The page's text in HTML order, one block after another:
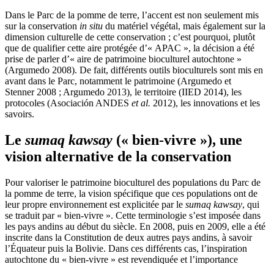
Dans le Parc de la pomme de terre, l’accent est non seulement mis
sur la conservation in situ du matériel végétal, mais également sur la
dimension culturelle de cette conservation ; c’est pourquoi, plutôt
que de qualifier cette aire protégée d’« APAC », la décision a été
prise de parler d’« aire de patrimoine bioculturel autochtone »
(Argumedo 2008). De fait, différents outils bioculturels sont mis en
avant dans le Parc, notamment le patrimoine (Argumedo et
Stenner 2008 ; Argumedo 2013), le territoire (IIED 2014), les
protocoles (Asociación ANDES et al. 2012), les innovations et les
savoirs.
Le sumaq kawsay (« bien-vivre »), une
vision alternative de la conservation
Pour valoriser le patrimoine bioculturel des populations du Parc de
la pomme de terre, la vision spécifique que ces populations ont de
leur propre environnement est explicitée par le sumaq kawsay, qui
se traduit par « bien-vivre ». Cette terminologie s’est imposée dans
les pays andins au début du siècle. En 2008, puis en 2009, elle a été
inscrite dans la Constitution de deux autres pays andins, à savoir
l’Équateur puis la Bolivie. Dans ces différents cas, l’inspiration
autochtone du « bien-vivre » est revendiquée et l’importance